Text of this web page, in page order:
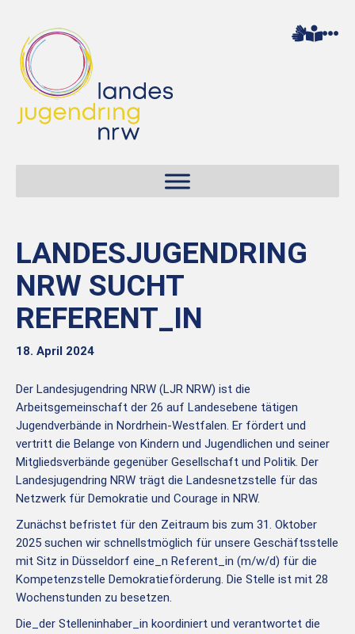
LANDESJUGENDRING
NRW SUCHT
REFERENT_IN
18. April 2024
Der Landesjugendring NRW (LJR NRW) ist die
Arbeitsgemeinschaft der 26 auf Landesebene tätigen
Jugendverbände in Nordrhein-Westfalen. Er fördert und
vertritt die Belange von Kindern und Jugendlichen und seiner
Mitgliedsverbände gegenüber Gesellschaft und Politik. Der
Landesjugendring NRW trägt die Landesnetzstelle für das
Netzwerk für Demokratie und Courage in NRW.
Zunächst befristet für den Zeitraum bis zum 31. Oktober
2025 suchen wir schnellstmöglich für unsere Geschäftsstelle
mit Sitz in Düsseldorf eine_n Referent_in (m/w/d) für die
Kompetenzstelle Demokratieförderung. Die Stelle ist mit 28
Wochenstunden zu besetzen.
Die_der Stelleninhaber_in koordiniert und verantwortet die